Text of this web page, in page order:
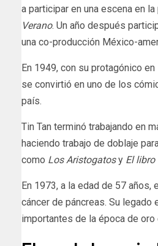
a participar en una escena en
Verano. Un año después
una co-producción México-
En 1949, con su protagónico en
se convirtió en uno de los
país.
Tin Tan terminó trabajando en
haciendo trabajo de doblaje
como Los Aristogatosy El libro
En 1973, a la edad de 57 años,
cáncer de páncreas. Su legado
importantes de la época de oro